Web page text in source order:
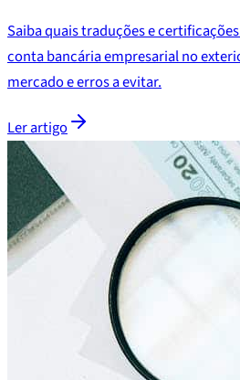
Saiba quais traduções e
conta bancária empresarial no
mercado e erros a evitar.
Ler artigo